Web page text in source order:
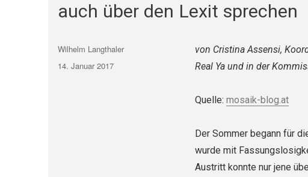
auch über den Lexit sprechen
von Cristina Assensi,
Real Ya und in der
Quelle: mosaik-blog.at
Der Sommer begann für
wurde mit
Austritt konnte nur jene
Autor
Wilhelm Langthaler
Veröffentlicht
14. Januar 2017